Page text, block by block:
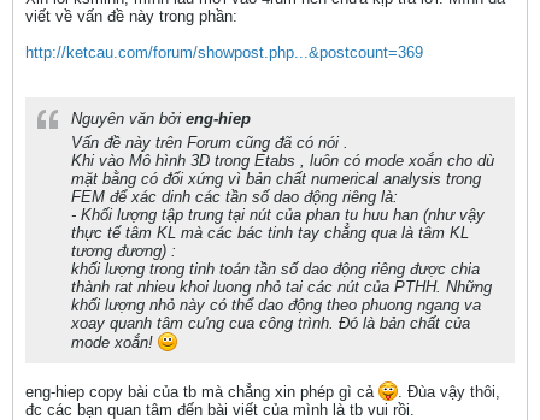
viết về vấn đề này trong phần:
http://ketcau.com/forum/showpost.php...&postcount=369
Nguyên văn bởi eng-hiep
Vấn đề này trên Forum cũng đã có nói .
Khi vào Mô hình 3D trong Etabs , luôn có mode xoắn cho dù
mặt bằng có đối xứng vì bản chất numerical analysis trong
FEM để xác dinh các tần số dao động riêng là:
- Khối lượng tập trung tại nút của phan tu huu han (như vậy
thực tế tâm KL mà các bác tinh tay chẳng qua là tâm KL
tương đương) :
khối lượng trong tinh toán tần số dao động riêng được chia
thành rat nhieu khoi luong nhỏ tai các nút của PTHH. Những
khối lượng nhỏ này có thể dao động theo phuong ngang va
xoay quanh tâm cu'ng cua công trình. Đó là bản chất của
mode xoắn!
eng-hiep copy bài của tb mà chẳng xin phép gì cả
. Đùa vậy thôi,
đc các bạn quan tâm đến bài viết của mình là tb vui rồi.